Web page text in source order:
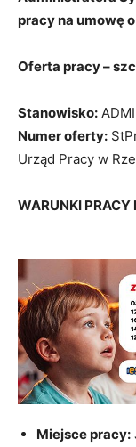
pracy na umowę
Oferta pracy –
Stanowisko:
Numer oferty:
Urząd Pracy w
WARUNKI PRACY
Miejsce pracy: